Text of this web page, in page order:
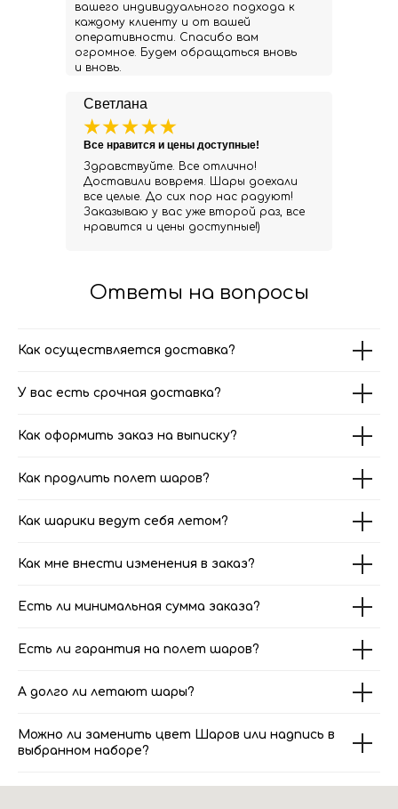
вашего индивидуального подхода к
каждому клиенту и от вашей
оперативности. Спасибо вам
огромное. Будем обращаться вновь
и вновь.
Светлана
Здравствуйте. Все отлично!
Доставили вовремя. Шары доехали
все целые. До сих пор нас радуют!
Заказываю у вас уже второй раз, все
нравится и цены доступные!)
Все нравится и цены доступные!
Ответы на вопросы
Как осуществляется доставка?
У вас есть срочная доставка?
Как оформить заказ на выписку?
Как продлить полет шаров?
Как шарики ведут себя летом?
Как мне внести изменения в заказ?
Есть ли минимальная сумма заказа?
Есть ли гарантия на полет шаров?
А долго ли летают шары?
Можно ли заменить цвет Шаров или надпись в
выбранном наборе?